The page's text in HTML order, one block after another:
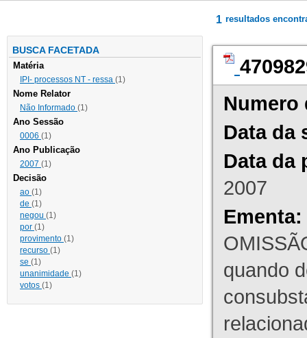
BUSCA FACETADA
Matéria
IPI- processos NT - ressa (1)
Nome Relator
Não Informado (1)
Ano Sessão
0006 (1)
Ano Publicação
2007 (1)
Decisão
ao (1)
de (1)
negou (1)
por (1)
provimento (1)
recurso (1)
se (1)
unanimidade (1)
votos (1)
1 resultados
Numero
Data da
Data da
2007
Ementa:
quando